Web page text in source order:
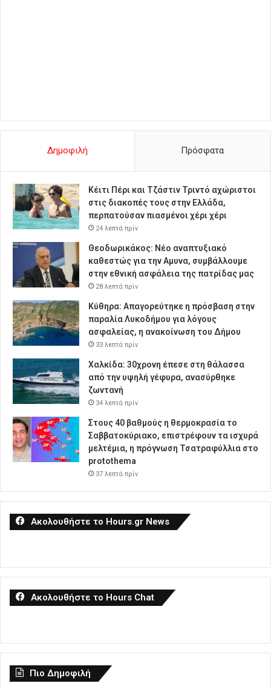
Δημοφιλή Πρόσφατα
Κέιτι Πέρι και Τζάστιν Τριντό αχώριστοι
στις διακοπές τους στην Ελλάδα,
περπατούσαν πιασμένοι χέρι χέρι
24 λεπτά πρίν
Θεοδωρικάκος: Νέο αναπτυξιακό
καθεστώς για την Αμυνα, συμβάλλουμε
στην εθνική ασφάλεια της πατρίδας μας
28 λεπτά πρίν
Κύθηρα: Απαγορεύτηκε η πρόσβαση στην
παραλία Λυκοδήμου για λόγους
ασφαλείας, η ανακοίνωση του Δήμου
33 λεπτά πρίν
Χαλκίδα: 30χρονη έπεσε στη θάλασσα
από την υψηλή γέφυρα, ανασύρθηκε
ζωντανή
34 λεπτά πρίν
Στους 40 βαθμούς η θερμοκρασία το
Σαββατοκύριακο, επιστρέφουν τα ισχυρά
μελτέμια, η πρόγνωση Τσατραφύλλια στο
protothema
37 λεπτά πρίν
Ακολουθήστε το Hours.gr News
Ακολουθήστε το Hours Chat
Πιο Δημοφιλή